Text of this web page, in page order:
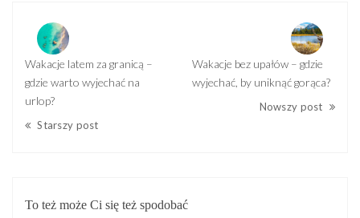
Wakacje latem za granicą –
gdzie warto wyjechać na
urlop?
Starszy post
Wakacje bez upałów – gdzie
wyjechać, by uniknąć gorąca?
Nowszy post
To też może Ci się też spodobać